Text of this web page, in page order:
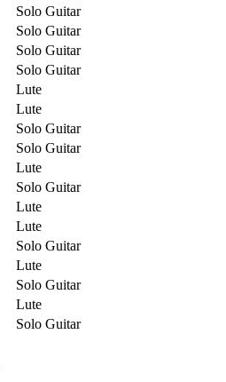
Solo Guitar
Solo Guitar
Solo Guitar
Solo Guitar
Lute
Lute
Solo Guitar
Solo Guitar
Lute
Solo Guitar
Lute
Lute
Solo Guitar
Lute
Solo Guitar
Lute
Solo Guitar